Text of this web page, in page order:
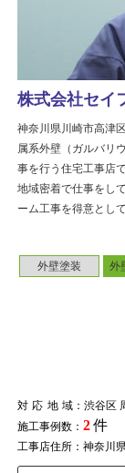
外壁塗装 外
対応地域：渋谷区
施工事例数： 2件
工事店住所：神奈川
株式会社セイ
神奈川県川崎市高津
属系外壁（ガルバリ
事を行う住宅工事店
地域密着で仕事をし
ーム工事を得意とし